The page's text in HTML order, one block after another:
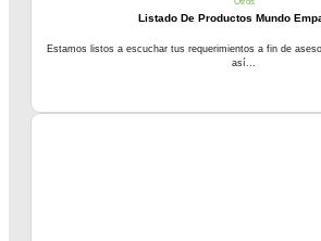
Listado De Productos Mundo
Estamos listos a escuchar tus requerimientos a fin de
así...